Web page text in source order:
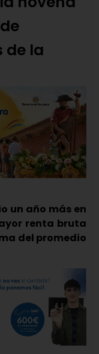
de la
un año más en
renta bruta
del promedio